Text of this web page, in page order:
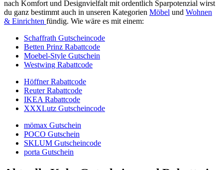
nach Komfort und Designvielfalt mit ordentlich Sparpotenzial wirst
du ganz bestimmt auch in unseren Kategorien Möbel und Wohnen
& Einrichten fündig. Wie wäre es mit einem:
Schaffrath Gutscheincode
Betten Prinz Rabattcode
Moebel-Style Gutschein
Westwing Rabattcode
Höffner Rabattcode
Reuter Rabattcode
IKEA Rabattcode
XXXLutz Gutscheincode
mömax Gutschein
POCO Gutschein
SKLUM Gutscheincode
porta Gutschein